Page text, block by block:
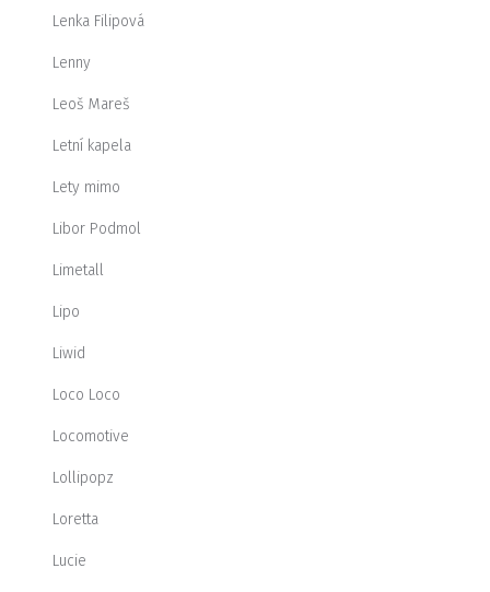
Lenka Filipová
Lenny
Leoš Mareš
Letní kapela
Lety mimo
Libor Podmol
Limetall
Lipo
Liwid
Loco Loco
Locomotive
Lollipopz
Loretta
Lucie